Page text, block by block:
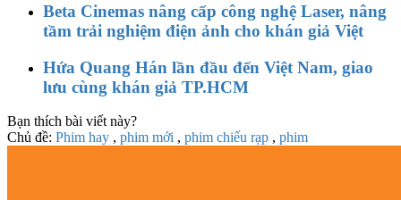
Beta Cinemas nâng cấp công nghệ Laser, nâng
tầm trải nghiệm điện ảnh cho khán giả Việt
Hứa Quang Hán lần đầu đến Việt Nam, giao
lưu cùng khán giả TP.HCM
Bạn thích bài viết này?
Chủ đề: Phim hay , phim mới , phim chiếu rạp , phim